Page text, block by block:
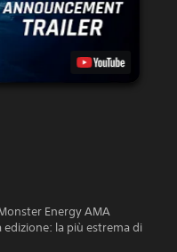
Energy AMA
la più estrema di